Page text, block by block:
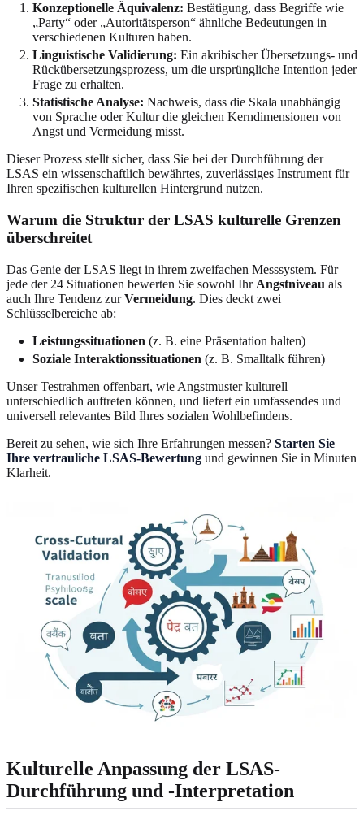
Konzeptionelle Äquivalenz: Bestätigung, dass Begriffe wie
„Party“ oder „Autoritätsperson“ ähnliche Bedeutungen in
verschiedenen Kulturen haben.
Linguistische Validierung: Ein akribischer Übersetzungs- und
Rückübersetzungsprozess, um die ursprüngliche Intention jeder
Frage zu erhalten.
Statistische Analyse: Nachweis, dass die Skala unabhängig
von Sprache oder Kultur die gleichen Kerndimensionen von
Angst und Vermeidung misst.
Dieser Prozess stellt sicher, dass Sie bei der Durchführung der
LSAS ein wissenschaftlich bewährtes, zuverlässiges Instrument für
Ihren spezifischen kulturellen Hintergrund nutzen.
Warum die Struktur der LSAS kulturelle Grenzen
überschreitet
Das Genie der LSAS liegt in ihrem zweifachen Messsystem. Für
jede der 24 Situationen bewerten Sie sowohl Ihr Angstniveau als
auch Ihre Tendenz zurVermeidung. Dies deckt zwei
Schlüsselbereiche ab:
Leistungssituationen (z. B. eine Präsentation halten)
Soziale Interaktionssituationen (z. B. Smalltalk führen)
Unser Testrahmen offenbart, wie Angstmuster kulturell
unterschiedlich auftreten können, und liefert ein umfassendes und
universell relevantes Bild Ihres sozialen Wohlbefindens.
Bereit zu sehen, wie sich Ihre Erfahrungen messen? Starten Sie
Ihre vertrauliche LSAS-Bewertung und gewinnen Sie in Minuten
Klarheit.
Kulturelle Anpassung der LSAS-
Durchführung und -Interpretation